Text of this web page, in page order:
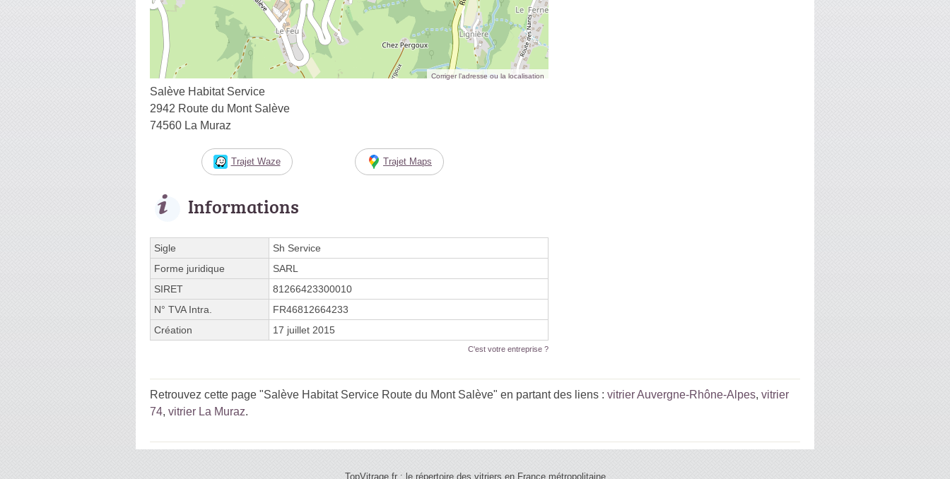
Corriger l’adresse ou la localisation
Salève Habitat Service
2942 Route du Mont Salève
74560 La Muraz
Trajet Waze Trajet Maps
Informations
Sigle
Sh Service
Forme juridique
SARL
SIRET
81266423300010
N° TVA Intra.
FR46812664233
Création
17 juillet 2015
C'est votre entreprise ?
Retrouvez cette page "Salève Habitat Service Route du Mont Salève" en partant des liens : vitrier Auvergne-Rhône-Alpes, vitrier
74, vitrier La Muraz.
TopVitrage.fr : le répertoire des vitriers en France métropolitaine